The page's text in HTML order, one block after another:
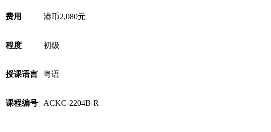
费用 港币2,080元
程度 初级
授课语言 粤语
课程编号 ACKC-2204B-R